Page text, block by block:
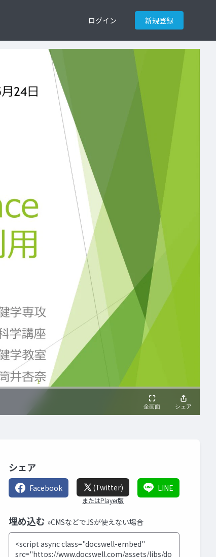
ログイン 新規登録
シェア
Facebook (Twitter)
またはPlayer版
LINE
埋め込む »CMSなどでJSが使えない場合